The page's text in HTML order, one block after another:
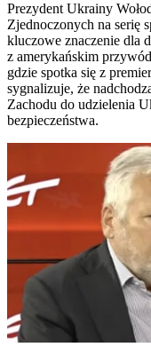
Prezydent Ukrainy
Zjednoczonych na serię
kluczowe znaczenie dla
z amerykańskim
gdzie spotka się z
sygnalizuje, że
Zachodu do udzielenia
bezpieczeństwa.